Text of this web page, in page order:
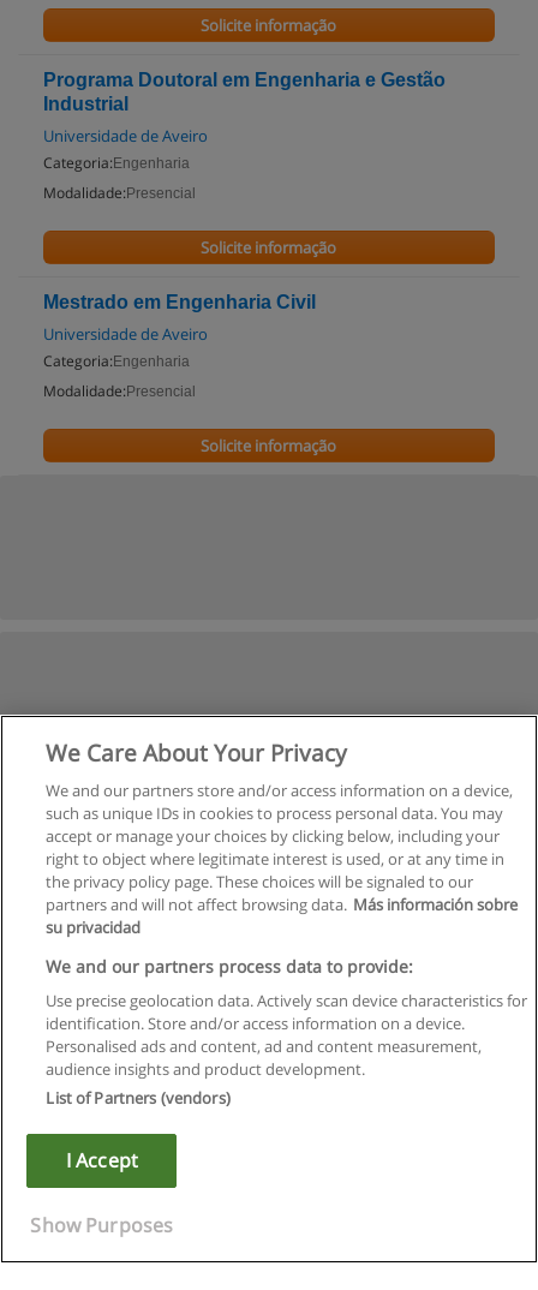
Solicite informação
Programa Doutoral em Engenharia e Gestão
Industrial
Universidade de Aveiro
Categoria: Engenharia
Modalidade: Presencial
Solicite informação
Mestrado em Engenharia Civil
Universidade de Aveiro
Categoria: Engenharia
Modalidade: Presencial
Solicite informação
Regras de uso
Privacidade de dados
Copyright © Educaedu Business S.L. - CIF : B-95610580: -
We Care About Your Privacy
We and our partners store and/or access information on a device,
such as unique IDs in cookies to process personal data. You may
accept or manage your choices by clicking below, including your
right to object where legitimate interest is used, or at any time in
the privacy policy page. These choices will be signaled to our
partners and will not affect browsing data. Más información sobre
su privacidad
We and our partners process data to provide:
Use precise geolocation data. Actively scan device characteristics for
identification. Store and/or access information on a device.
Personalised ads and content, ad and content measurement,
audience insights and product development.
List of Partners (vendors)
I Accept
Show Purposes